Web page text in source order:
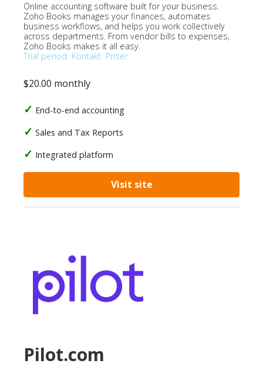
Online accounting software built for your business.
Zoho Books manages your finances, automates
business workflows, and helps you work collectively
across departments. From vendor bills to expenses,
Zoho Books makes it all easy.
Trial period Kontakt Priser
$20.00 monthly
End-to-end accounting
Sales and Tax Reports
Integrated platform
Visit site
Pilot.com